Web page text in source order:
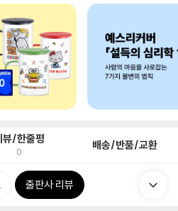
뷰/한줄평
0 배송/반품/교환
출판사 리뷰